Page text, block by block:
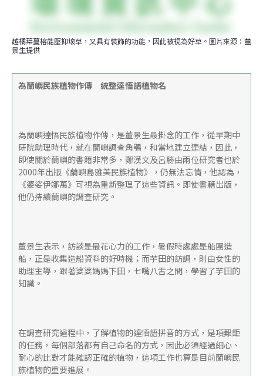
越橘葉蔓榕能壓抑壞草，又具有裝飾的功能，因此被視為好草。圖片來源：董
景生提供
為蘭嶼民族植物作傳　統整達悟語植物名
為蘭嶼達悟民族植物作傳，是董景生最掛念的工作，從早期中
研院助理時代，就在蘭嶼調查角鴞，和當地建立連結，因此，
即使關於蘭嶼的書籍非常多，鄭漢文及呂勝由兩位研究者也於
2000年出版《蘭嶼島雅美民族植物》，仍無法忘情，他認為，
《婆娑伊娜萬》可視為重新整理了這些資訊。即使書籍出版，
他仍持續蘭嶼的調查研究。
董景生表示，訪談是最花心力的工作，暑假時處處是船團造
船，正是收集造船資料的好時機；而芋田的訪調，則由女性的
助理主導，跟著婆婆媽媽下田，七嘴八舌之間，學習了芋田的
知識。
在調查研究過程中，了解植物的達悟語拼音的方式，是項艱鉅
的任務，每個部落都有自己命名的方式，因此必須經過細心、
耐心的比對才能確認正確的植物，這項工作也算是目前蘭嶼民
族植物的重要進展。